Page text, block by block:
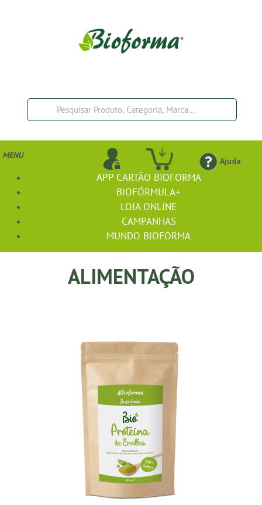
Ajuda
MENU
APP CARTÃO BIOFORMA
BIOFÓRMULA+
LOJA ONLINE
CAMPANHAS
MUNDO BIOFORMA
ALIMENTAÇÃO